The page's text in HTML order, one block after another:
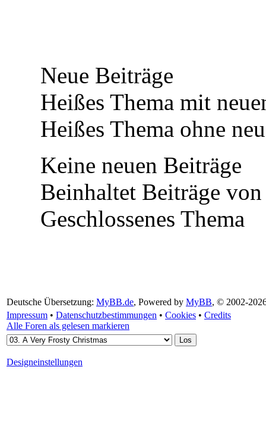
Neue Beiträge
Heißes Thema mit
Heißes Thema ohne
Keine neuen Beiträge
Beinhaltet Beiträge
Geschlossenes Thema
Deutsche Übersetzung: MyBB.de, Powered by MyBB, © 2002-
Impressum • Datenschutzbestimmungen • Cookies • Credits
Alle Foren als gelesen markieren
Designeinstellungen